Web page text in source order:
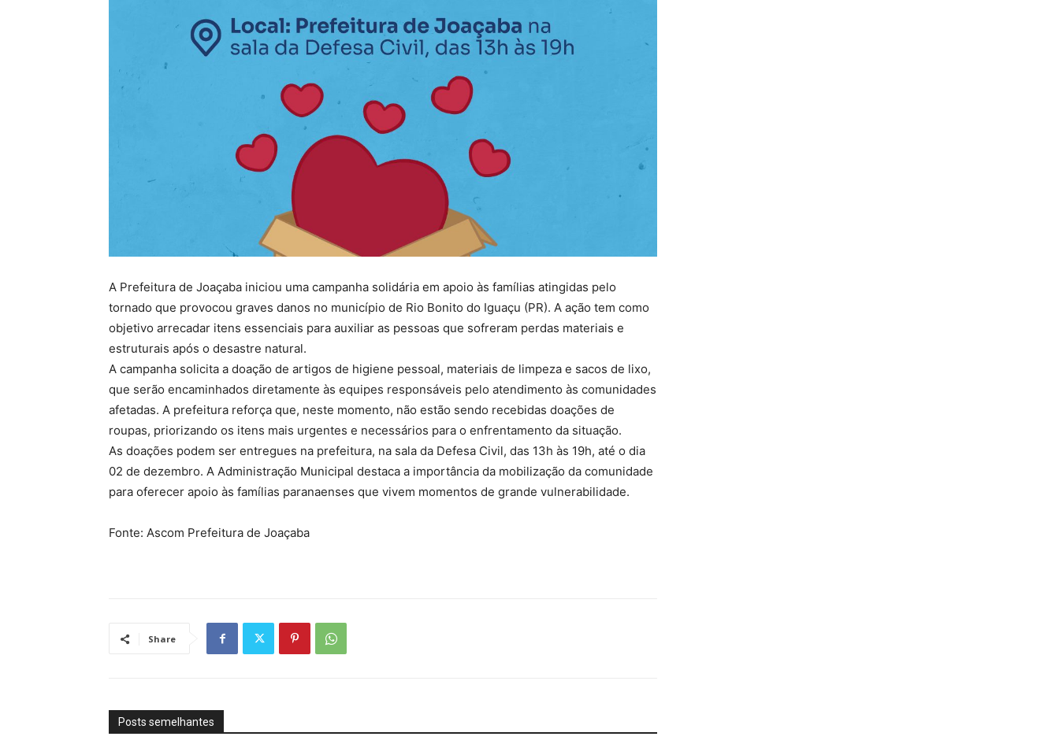
A Prefeitura de Joaçaba iniciou uma campanha solidária em apoio às famílias atingidas pelo
tornado que provocou graves danos no município de Rio Bonito do Iguaçu (PR). A ação tem como
objetivo arrecadar itens essenciais para auxiliar as pessoas que sofreram perdas materiais e
estruturais após o desastre natural.
A campanha solicita a doação de artigos de higiene pessoal, materiais de limpeza e sacos de lixo,
que serão encaminhados diretamente às equipes responsáveis pelo atendimento às comunidades
afetadas. A prefeitura reforça que, neste momento, não estão sendo recebidas doações de
roupas, priorizando os itens mais urgentes e necessários para o enfrentamento da situação.
As doações podem ser entregues na prefeitura, na sala da Defesa Civil, das 13h às 19h, até o dia
02 de dezembro. A Administração Municipal destaca a importância da mobilização da comunidade
para oferecer apoio às famílias paranaenses que vivem momentos de grande vulnerabilidade.
Fonte: Ascom Prefeitura de Joaçaba
Share
Posts semelhantes